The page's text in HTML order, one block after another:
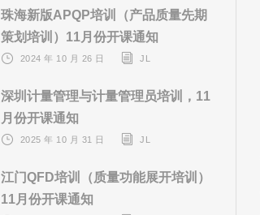
珠海新版APQP培训（产品质量先期
策划培训）11月份开课通知
2024 年 10 月 26 日 JL
深圳计量管理与计量管理员培训，11
月份开课通知
2025 年 10 月 31 日 JL
江门QFD培训（质量功能展开培训）
11月份开课通知